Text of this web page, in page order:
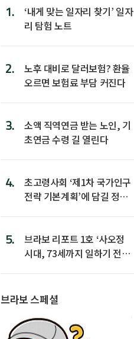
1.
‘내게 맞는 일자리 찾기’ 일자
리 탐험 노트
2.
노후 대비로 달러보험? 환율
오르면 보험료 부담 커진다
3.
소액 직역연금 받는 노인, 기
초연금 수령 길 열린다
4.
초고령사회 ‘제1차 국가인구
전략 기본계획’에 담길 정책
5.
브라보 리포트 1호 ‘사오정
시대, 73세까지 일하기 전략’
브라보 스페셜